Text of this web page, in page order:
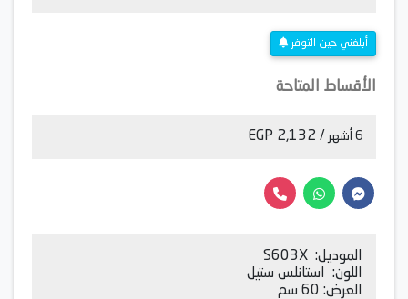
أبلغني حين التوفر
الأقساط المتاحة
6 أشهر / 2,132 EGP
الموديل: S603X
اللون: استانلس ستيل
العرض: 60 سم